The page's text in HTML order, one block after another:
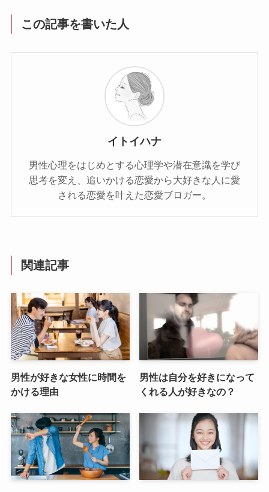
この記事を書いた人
イトイハナ
男性心理をはじめとする心理学や潜在意識を学び
思考を変え、追いかける恋愛から大好きな人に愛
される恋愛を叶えた恋愛ブロガー。
関連記事
男性が好きな女性に時間を
かける理由
男性は自分を好きになって
くれる人が好きなの？